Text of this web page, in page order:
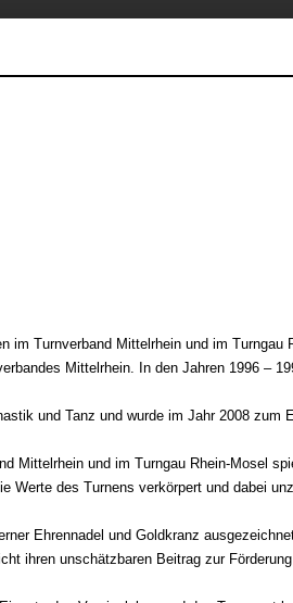
im Turnverband Mittelrhein und im Turngau
Mittelrhein. In den Jahren 1996 –
und Tanz und wurde im Jahr 2008 zum
Mittelrhein und im Turngau Rhein-Mosel
Werte des Turnens verkörpert und dabei
Ehrennadel und Goldkranz
ihren unschätzbaren Beitrag zur